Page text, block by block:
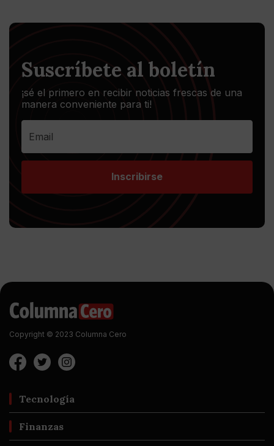
Suscríbete al boletín
¡sé el primero en recibir noticias frescas de una
manera conveniente para ti!
Inscribirse
Copyright © 2023 Columna Cero
Tecnología
Finanzas